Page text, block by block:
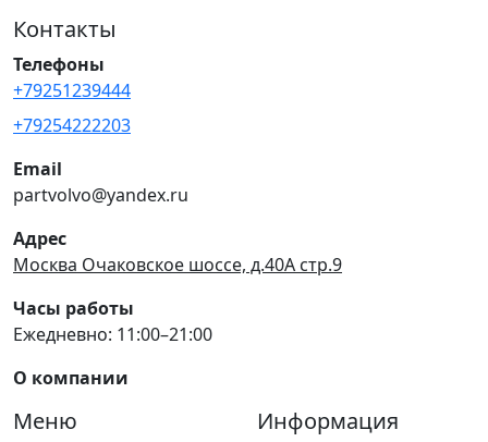
Контакты
Телефоны
+79251239444
+79254222203
Email
partvolvo@yandex.ru
Адрес
Москва Очаковское шоссе, д.40А стр.9
Часы работы
Ежедневно: 11:00–21:00
О компании
Меню Информация